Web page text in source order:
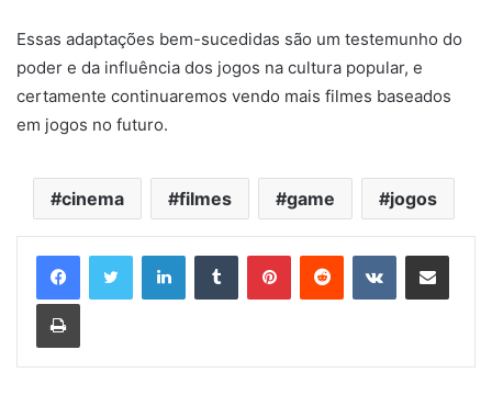
Essas adaptações bem-sucedidas são um testemunho do
poder e da influência dos jogos na cultura popular, e
certamente continuaremos vendo mais filmes baseados
em jogos no futuro.
cinema filmes game jogos